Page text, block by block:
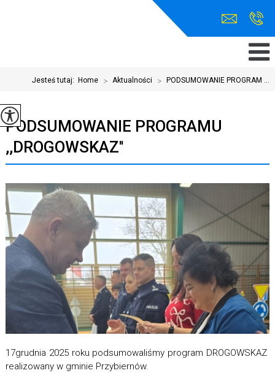
Jesteś tutaj: Home > Aktualności > PODSUMOWANIE PROGRAM ...
PODSUMOWANIE PROGRAMU
,,DROGOWSKAZ''
17grudnia 2025 roku podsumowaliśmy program DROGOWSKAZ
realizowany w gminie Przybiernów.